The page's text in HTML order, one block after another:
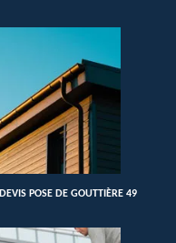
DEVIS POSE DE GOUTTIÈRE 49